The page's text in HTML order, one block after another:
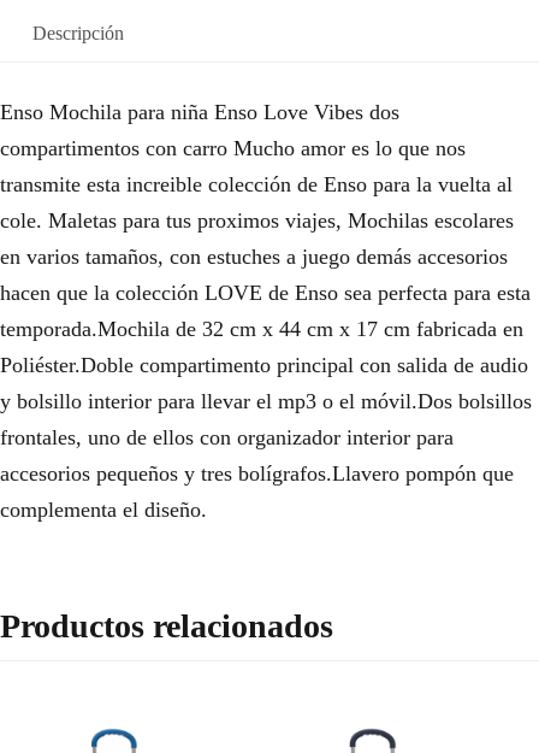
Descripción
Enso Mochila para niña Enso Love Vibes dos
compartimentos con carro Mucho amor es lo que nos
transmite esta increible colección de Enso para la vuelta al
cole. Maletas para tus proximos viajes, Mochilas escolares
en varios tamaños, con estuches a juego demás accesorios
hacen que la colección LOVE de Enso sea perfecta para esta
temporada.Mochila de 32 cm x 44 cm x 17 cm fabricada en
Poliéster.Doble compartimento principal con salida de audio
y bolsillo interior para llevar el mp3 o el móvil.Dos bolsillos
frontales, uno de ellos con organizador interior para
accesorios pequeños y tres bolígrafos.Llavero pompón que
complementa el diseño.
Productos relacionados